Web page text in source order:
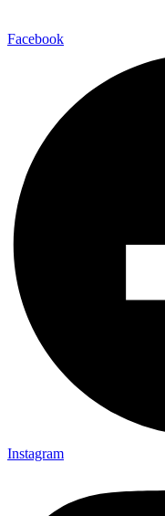
Facebook
Instagram